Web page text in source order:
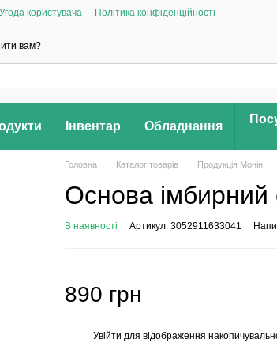
Угода користувача
Політика конфіденційності
вам?
Інвентар Обладнання
Головна Каталог товарів Продукція Монін
Основа імбирний
В наявності Артикул: 3052911633041
890 грн
Увійти для відображення